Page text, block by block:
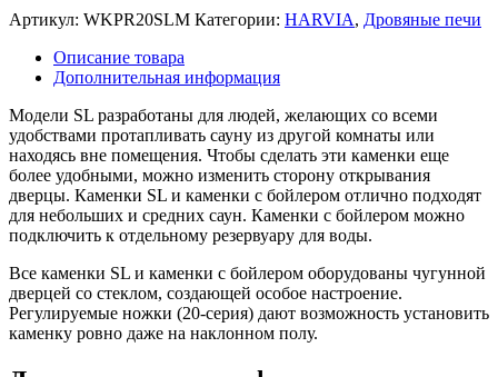
Артикул: WKPR20SLM Категории: HARVIA, Дровяные печи
Описание товара
Дополнительная информация
Модели SL разработаны для людей, желающих со всеми
удобствами протапливать сауну из другой комнаты или
находясь вне помещения. Чтобы сделать эти каменки еще
более удобными, можно изменить сторону открывания
дверцы. Каменки SL и каменки с бойлером отлично подходят
для небольших и средних саун. Каменки с бойлером можно
подключить к отдельному резервуару для воды.
Все каменки SL и каменки с бойлером оборудованы чугунной
дверцей со стеклом, создающей особое настроение.
Регулируемые ножки (20-серия) дают возможность установить
каменку ровно даже на наклонном полу.